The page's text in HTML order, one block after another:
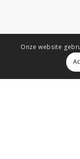
Onze website